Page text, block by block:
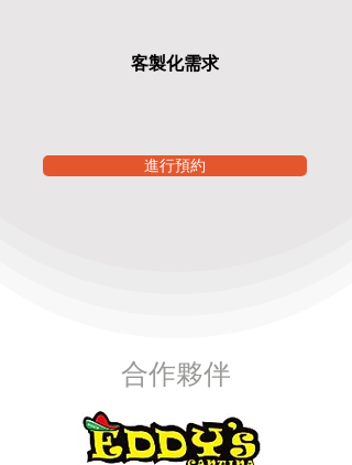
客製化需求
進行預約
合作夥伴